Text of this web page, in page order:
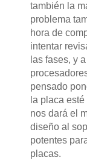
también la
problema
hora de
intentar
las fases, y
pensado
la placa
nos dará el
diseño al
potentes
placas.